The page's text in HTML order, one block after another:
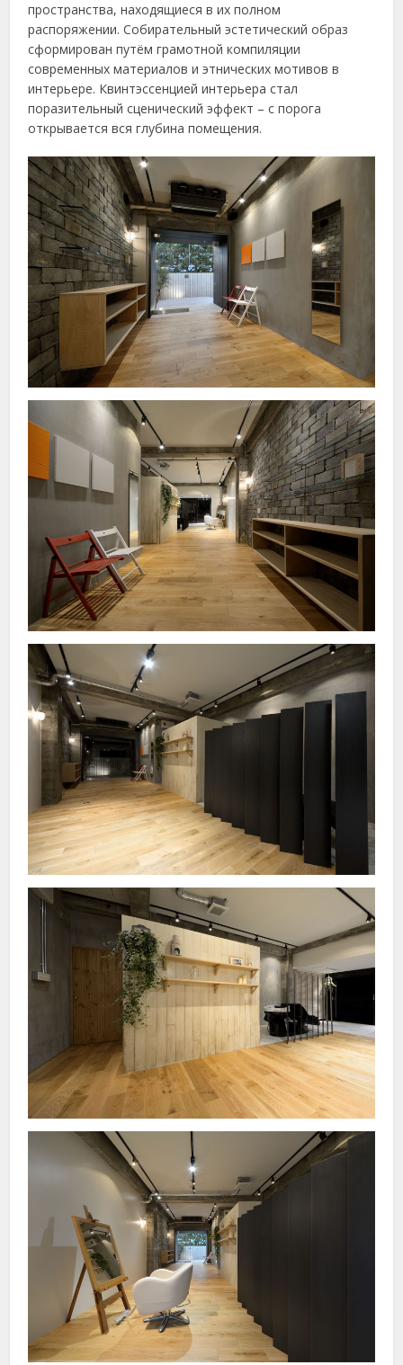
пространства, находящиеся в их полном
распоряжении. Собирательный эстетический образ
сформирован путём грамотной компиляции
современных материалов и этнических мотивов в
интерьере. Квинтэссенцией интерьера стал
поразительный сценический эффект – с порога
открывается вся глубина помещения.